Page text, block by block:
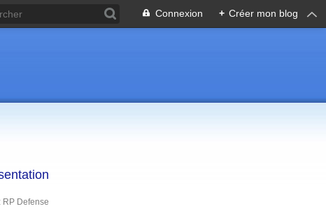
Connexion + Créer mon blog
: RP Defense